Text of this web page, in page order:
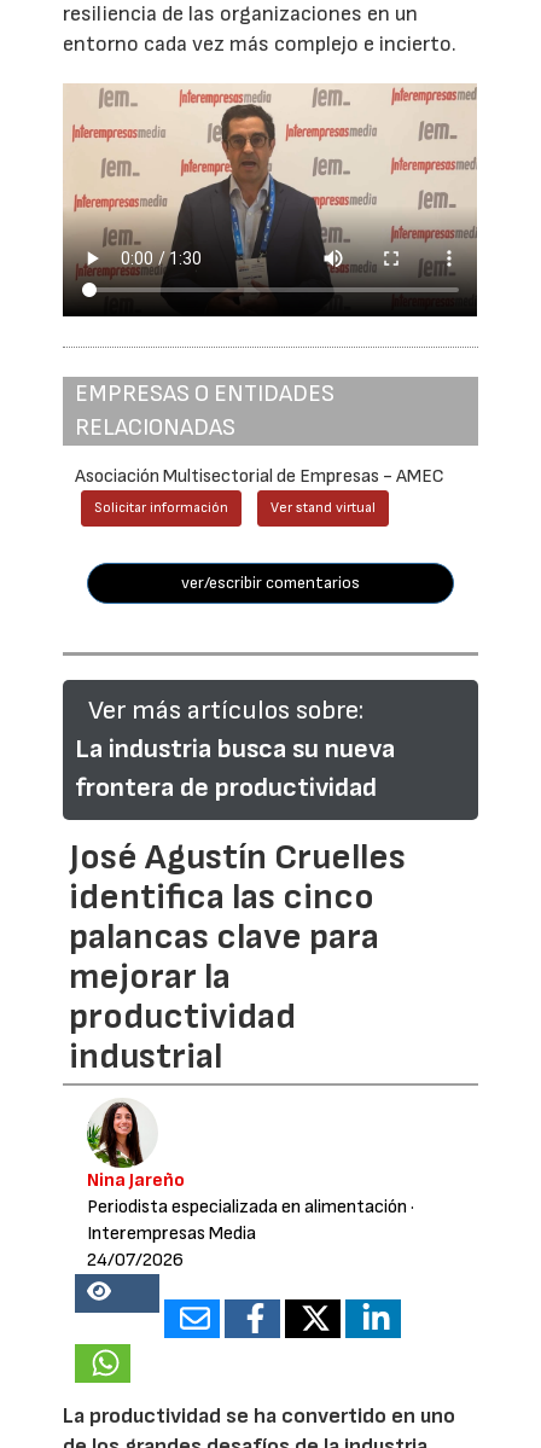
resiliencia de las organizaciones en un
entorno cada vez más complejo e incierto.
EMPRESAS O ENTIDADES
RELACIONADAS
Asociación Multisectorial de Empresas - AMEC
Solicitar información Ver stand virtual
ver/escribir comentarios
Ver más artículos sobre:
La industria busca su nueva
frontera de productividad
José Agustín Cruelles
identifica las cinco
palancas clave para
mejorar la
productividad
industrial
Nina Jareño
Periodista especializada en alimentación ·
Interempresas Media
24/07/2026
18882
La productividad se ha convertido en uno